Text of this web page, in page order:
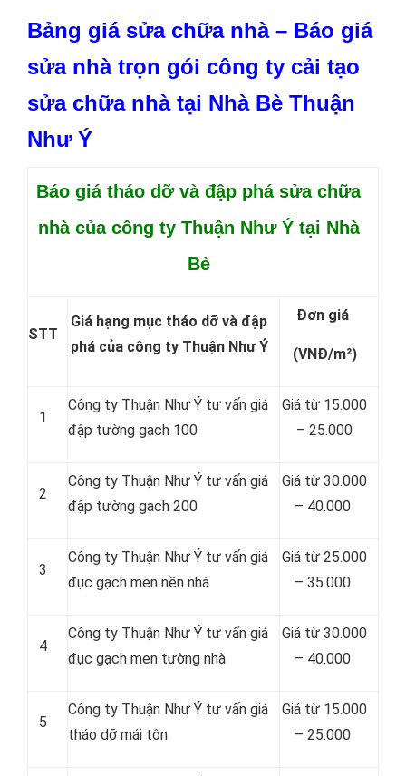
Bảng giá sửa chữa nhà – Báo giá
sửa nhà trọn gói công ty cải tạo
sửa chữa nhà tại Nhà Bè Thuận
Như Ý
Báo giá tháo dỡ và đập phá sửa chữa
nhà của công ty Thuận Như Ý tại Nhà
Bè
STT
Giá hạng mục tháo dỡ và đập
phá của công ty Thuận Như Ý
Đơn giá
(VNĐ/m²)
1
Công ty Thuận Như Ý tư vấn giá
đập tường gạch 100
Giá từ 15.000
– 25.000
2
Công ty Thuận Như Ý tư vấn giá
đập tường gạch 200
Giá từ 30.000
– 40.000
3
Công ty Thuận Như Ý tư vấn giá
đục gạch men nền nhà
Giá từ 25.000
– 35.000
4
Công ty Thuận Như Ý tư vấn giá
đục gạch men tường nhà
Giá từ 30.000
– 40.000
5
Công ty Thuận Như Ý tư vấn giá
tháo dỡ mái tôn
Giá từ 15.000
– 25.000